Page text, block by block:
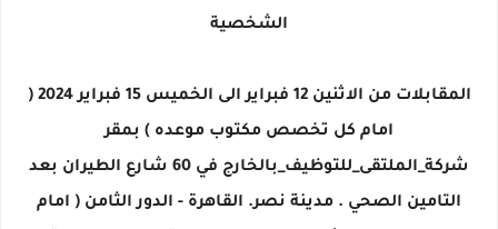
الشخصية
المقابلات من الاثنين 12 فبراير الى الخميس 15 فبراير 2024 (
امام كل تخصص مكتوب موعده ) بمقر
شركة_الملتقى_للتوظيف_بالخارج في 60 شارع الطيران بعد
التامين الصحي . مدينة نصر. القاهرة - الدور الثامن ( امام